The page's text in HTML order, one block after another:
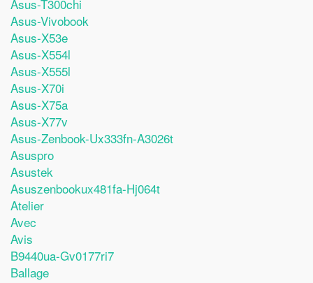
Asus-T300chi
Asus-Vivobook
Asus-X53e
Asus-X554l
Asus-X555l
Asus-X70i
Asus-X75a
Asus-X77v
Asus-Zenbook-Ux333fn-A3026t
Asuspro
Asustek
Asuszenbookux481fa-Hj064t
Atelier
Avec
Avis
B9440ua-Gv0177ri7
Ballage